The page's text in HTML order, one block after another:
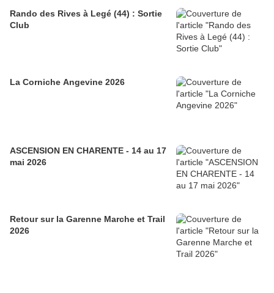
Rando des Rives à Legé (44) : Sortie
Club
La Corniche Angevine 2026
ASCENSION EN CHARENTE - 14 au 17
mai 2026
Retour sur la Garenne Marche et Trail
2026